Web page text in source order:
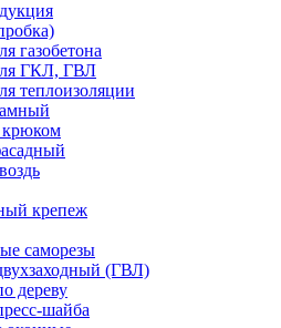
газобетона
ГКЛ, ГВЛ
теплоизоляции
крепеж
саморезы
(ГВЛ)
дереву
шайба